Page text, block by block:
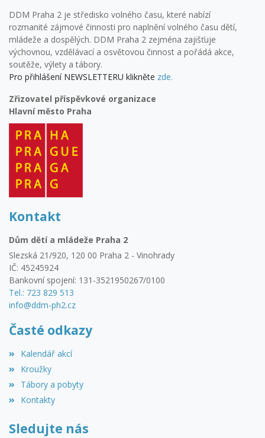
DDM Praha 2 je středisko volného času, které nabízí
rozmanité zájmové činnosti pro naplnění volného času dětí,
mládeže a dospělých. DDM Praha 2 zejména zajišťuje
výchovnou, vzdělávací a osvětovou činnost a pořádá akce,
soutěže, výlety a tábory.
Pro přihlášení NEWSLETTERU klikněte zde.
Zřizovatel příspěvkové organizace
Hlavní město Praha
Kontakt
Dům dětí a mládeže Praha 2
Slezská 21/920, 120 00 Praha 2 - Vinohrady
IČ: 45245924
Bankovní spojení: 131-3521950267/0100
Tel.: 723 829 513
info@ddm-ph2.cz
Časté odkazy
Kalendář akcí
Kroužky
Tábory a pobyty
Kontakty
Sledujte nás